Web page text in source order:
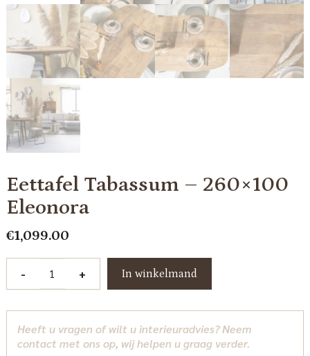
Eettafel Tabassum – 260×100
Eleonora
€1,099.00
-
Tabassum
260x100
Eleonora
aantal
+ In winkelmand
Heeft u vragen of wilt u interieuradvies? Neem
contact met ons op, wij helpen u graag verder.